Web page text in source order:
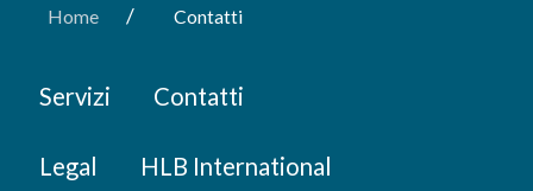
Home / Contatti
Servizi Contatti
Legal HLB International